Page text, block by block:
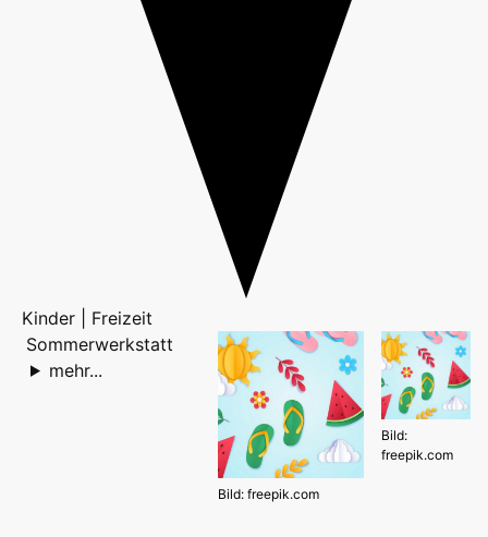
Kinder | Freizeit
Bild:
freepik.com
Bild: freepik.com
Sommerwerkstatt
mehr...